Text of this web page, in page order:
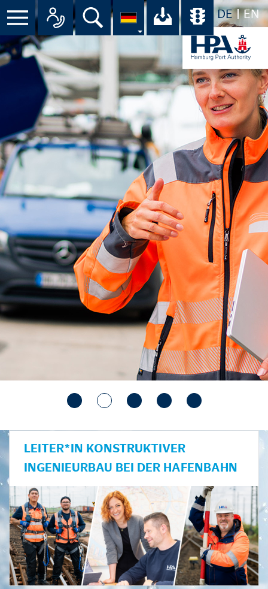
DE EN
Menü Alle Ansprechpartner im
Suche Ihr Download-
LEITER*IN KONSTRUKTIVER
INGENIEURBAU BEI DER HAFENBAHN